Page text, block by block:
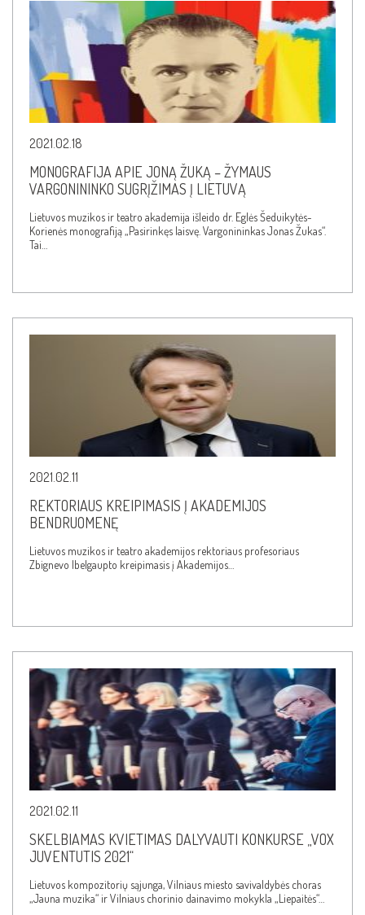
2021.02.18
MONOGRAFIJA APIE JONĄ ŽUKĄ – ŽYMAUS
VARGONININKO SUGRĮŽIMAS Į LIETUVĄ
Lietuvos muzikos ir teatro akademija išleido dr. Eglės Šeduikytės-
Korienės monografiją „Pasirinkęs laisvę. Vargonininkas Jonas Žukas“.
Tai…
2021.02.11
REKTORIAUS KREIPIMASIS Į AKADEMIJOS
BENDRUOMENĘ
Lietuvos muzikos ir teatro akademijos rektoriaus profesoriaus
Zbignevo Ibelgaupto kreipimasis į Akademijos…
2021.02.11
SKELBIAMAS KVIETIMAS DALYVAUTI KONKURSE „VOX
JUVENTUTIS 2021“
Lietuvos kompozitorių sąjunga, Vilniaus miesto savivaldybės choras
„Jauna muzika“ ir Vilniaus chorinio dainavimo mokykla „Liepaitės“…